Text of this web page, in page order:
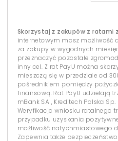
Skorzystaj z zakupów z ratami
internetowym masz możliwość
za zakupy w wygodnych
przeznaczyć pozostałe
inny cel. Z rat PayU można
mieszczą się w przedziale od
pośrednikiem pomiędzy
finansową. Rat PayU udzielają
mBank SA , Kreditech Polska Sp.
Weryfikacja wniosku ratalnego
przypadku uzyskania
możliwość natychmiastowego
Zapewnia także